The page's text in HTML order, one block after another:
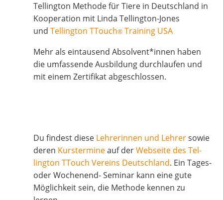
Tel­ling­ton Metho­de für Tie­re in Deutsch­land in
Koope­ra­ti­on mit Lin­da Tel­ling­ton-Jones
undTel­ling­ton TTouch® Trai­ning USA
Mehr als ein­tau­send Absolvent*innen haben
die umfas­sen­de Aus­bil­dung durch­lau­fen und
mit einem Zer­ti­fi­kat abgeschlossen.
Du fin­dest die­se Leh­re­rin­nen und Leh­rersowie
deren Kurs­ter­mi­neauf derWeb­sei­te des Tel­
ling­ton TTouch Ver­eins Deutsch­land. Ein Tages-
oder Wochen­end- Semi­nar kann eine gute
Mög­lich­keit sein, die Metho­de ken­nen zu